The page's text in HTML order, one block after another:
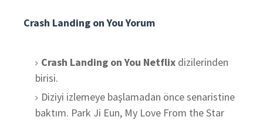
Crash Landing on You Yorum
Crash Landing on You Netflix dizilerinden
birisi.
Diziyi izlemeye başlamadan önce senaristine
baktım. Park Ji Eun, My Love From the Star